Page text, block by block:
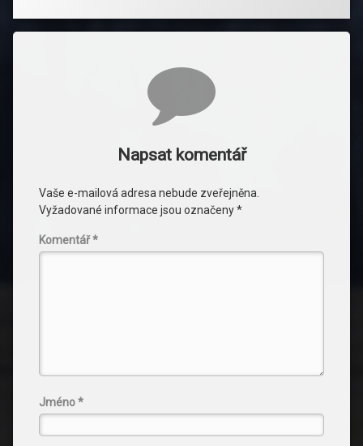
Napsat komentář
Vaše e-mailová adresa nebude zveřejněna.
Vyžadované informace jsou označeny*
Komentář*
Jméno*